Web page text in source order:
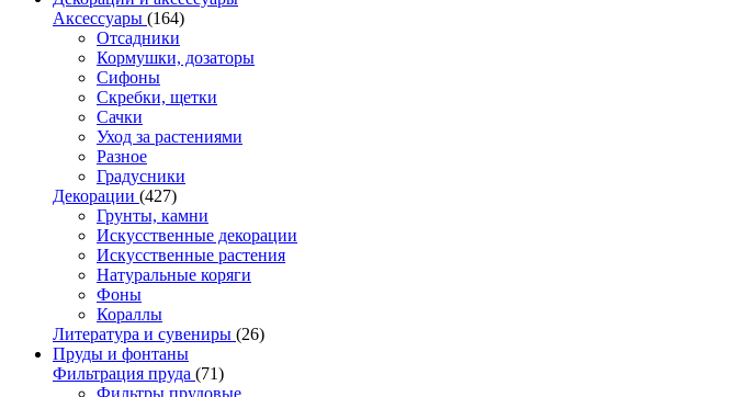
Аксессуары (164)
Отсадники
Кормушки, дозаторы
Сифоны
Скребки, щетки
Сачки
Уход за растениями
Разное
Градусники
Декорации (427)
Грунты, камни
Искусственные декорации
Искусственные растения
Натуральные коряги
Фоны
Кораллы
Литература и сувениры (26)
Пруды и фонтаны
Фильтрация пруда (71)
Фильтры прудовые